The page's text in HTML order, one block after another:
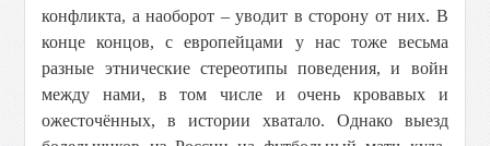
конфликта, а наоборот – уводит в сторону от них. В
конце концов, с европейцами у нас тоже весьма
разные этнические стереотипы поведения, и войн
между нами, в том числе и очень кровавых и
ожесточённых, в истории хватало. Однако выезд